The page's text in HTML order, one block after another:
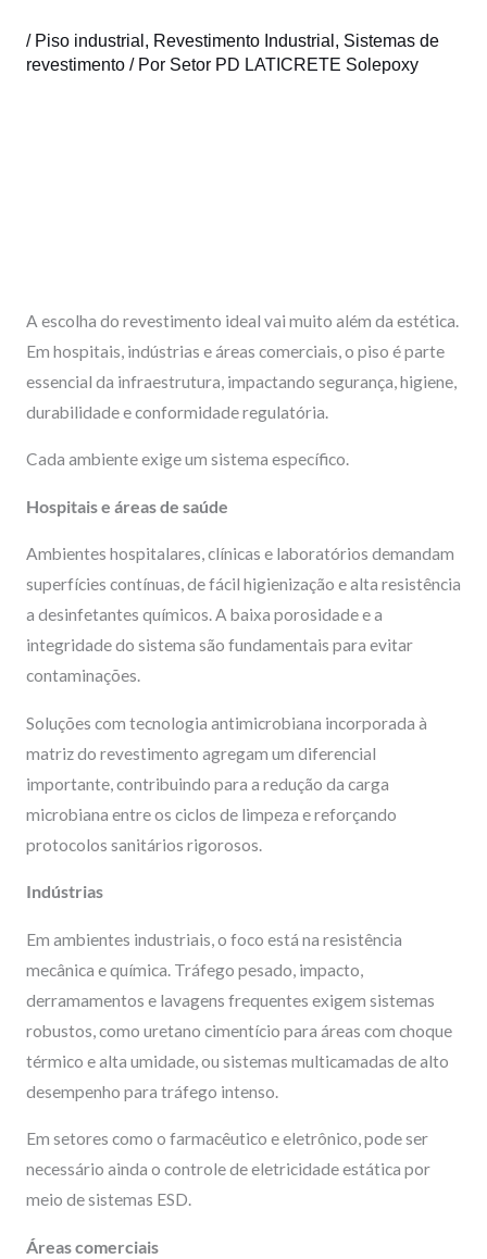
k
n
a
/ Piso industrial , Revestimento Industrial , Sistemas de
revestimento/ Por Setor PD LATICRETE Solepoxy
A escolha do revestimento ideal vai muito além da estética.
Em hospitais, indústrias e áreas comerciais, o piso é parte
essencial da infraestrutura, impactando segurança, higiene,
durabilidade e conformidade regulatória.
Cada ambiente exige um sistema específico.
Hospitais e áreas de saúde
Ambientes hospitalares, clínicas e laboratórios demandam
superfícies contínuas, de fácil higienização e alta resistência
a desinfetantes químicos. A baixa porosidade e a
integridade do sistema são fundamentais para evitar
contaminações.
Soluções com tecnologia antimicrobiana incorporada à
matriz do revestimento agregam um diferencial
importante, contribuindo para a redução da carga
microbiana entre os ciclos de limpeza e reforçando
protocolos sanitários rigorosos.
Indústrias
Em ambientes industriais, o foco está na resistência
mecânica e química. Tráfego pesado, impacto,
derramamentos e lavagens frequentes exigem sistemas
robustos, como uretano cimentício para áreas com choque
térmico e alta umidade, ou sistemas multicamadas de alto
desempenho para tráfego intenso.
Em setores como o farmacêutico e eletrônico, pode ser
necessário ainda o controle de eletricidade estática por
meio de sistemas ESD.
Áreas comerciais